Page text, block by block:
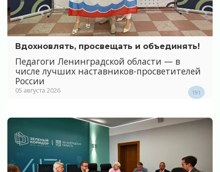
Вдохновлять, просвещать и объединять!
Педагоги Ленинградской области — в
числе лучших наставников-просветителей
России
05 августа 2026 191